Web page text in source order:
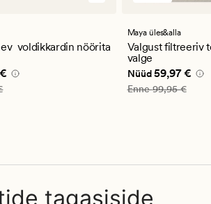
voldikkardin nöörita
219,90 €
hinnanguga
4
Maya üles&alla
Valgust filtreeriv
valge
Nåværende
Nüüd 59,97 €
Vanlig pris_ee
Enne99,95 €
tagasiside